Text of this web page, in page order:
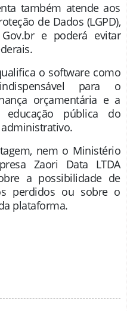
também atende aos
de Dados (LGPD),
e poderá evitar
o software como
para o
orçamentária e a
educação pública do
administrativo.
nem o Ministério
Zaori Data LTDA
a possibilidade de
perdidos ou sobre o
plataforma.